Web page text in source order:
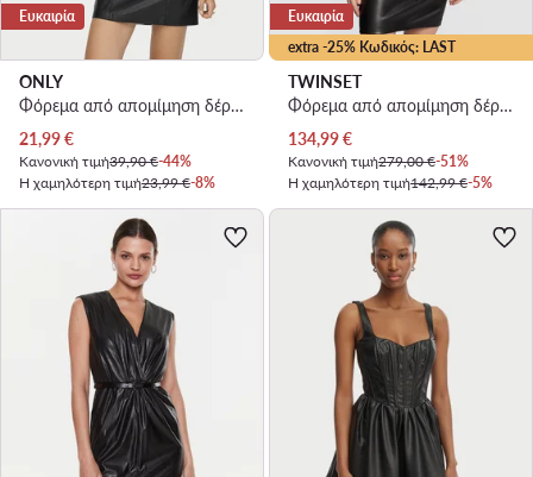
Ευκαιρία
ONLY
Φόρεμα από απομίμηση δέρματος · Μαύρο · Mini
Τρέχουσα τιμή
21,99€
Κανονική τιμή39,90 €-44%
Η χαμηλότερη τιμή23,99 €-8%
extra -25% Κωδικός: LAST
Ευκαιρία
TWINSET
Φόρεμα από απομίμηση δέρματος · Μαύρο · Mini
Τρέχουσα τιμή
134,99€
Κανονική τιμή279,00 €-51%
Η χαμηλότερη τιμή142,99 €-5%